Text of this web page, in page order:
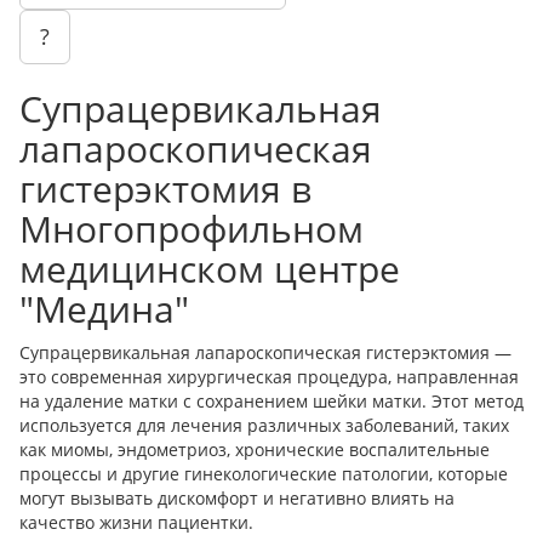
?
Супрацервикальная
лапароскопическая
гистерэктомия в
Многопрофильном
медицинском центре
"Медина"
Супрацервикальная лапароскопическая гистерэктомия —
это современная хирургическая процедура, направленная
на удаление матки с сохранением шейки матки. Этот метод
используется для лечения различных заболеваний, таких
как миомы, эндометриоз, хронические воспалительные
процессы и другие гинекологические патологии, которые
могут вызывать дискомфорт и негативно влиять на
качество жизни пациентки.